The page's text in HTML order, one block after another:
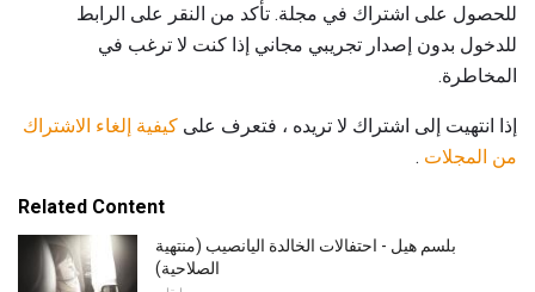
للحصول على اشتراك في مجلة. تأكد من النقر على الرابط
للدخول بدون إصدار تجريبي مجاني إذا كنت لا ترغب في
المخاطرة.
إذا انتهيت إلى اشتراك لا تريده ، فتعرف على كيفية إلغاء الاشتراك
من المجلات .
Related Content
بلسم هيل - احتفالات الخالدة اليانصيب (منتهية
الصلاحية)